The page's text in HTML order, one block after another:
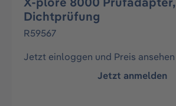
Dichtprüfung
R59567
Jetzt einloggen und Preis ansehen
Jetzt anmelden